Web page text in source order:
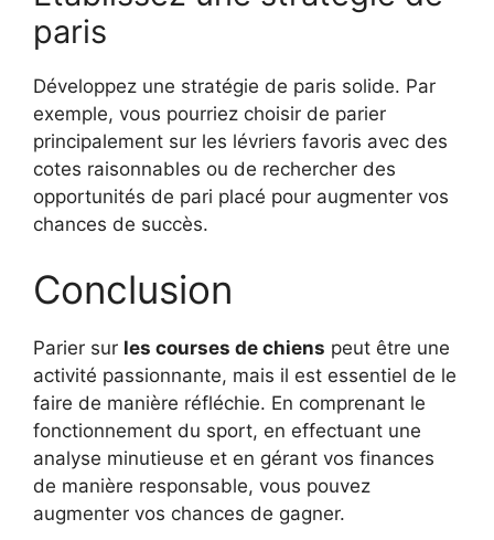
paris
Développez une stratégie de paris solide. Par
exemple, vous pourriez choisir de parier
principalement sur les lévriers favoris avec des
cotes raisonnables ou de rechercher des
opportunités de pari placé pour augmenter vos
chances de succès.
Conclusion
Parier sur les courses de chiens peut être une
activité passionnante, mais il est essentiel de le
faire de manière réfléchie. En comprenant le
fonctionnement du sport, en effectuant une
analyse minutieuse et en gérant vos finances
de manière responsable, vous pouvez
augmenter vos chances de gagner.